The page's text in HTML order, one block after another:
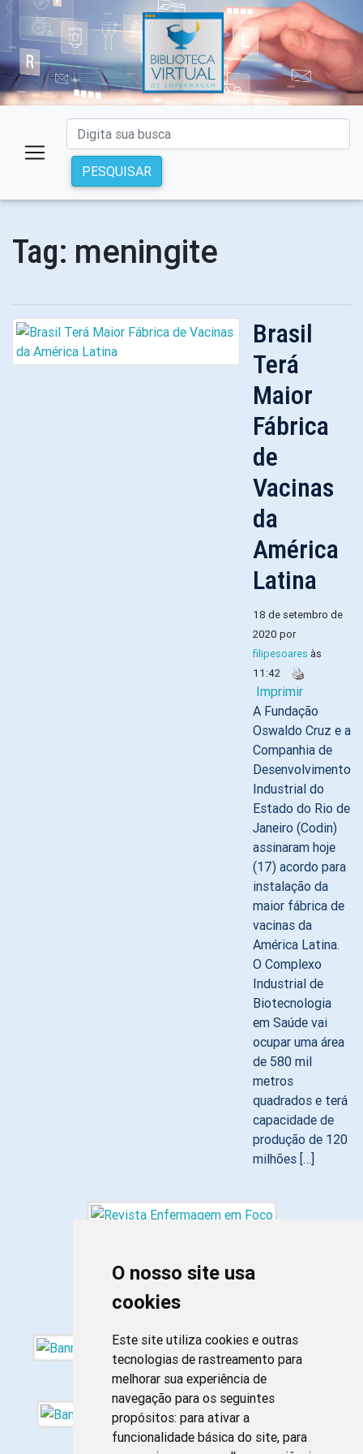
O nosso site usa
cookies
Este site utiliza cookies e outras
tecnologias de rastreamento para
melhorar sua experiência de
navegação para os seguintes
propósitos: para ativar a
funcionalidade básica do site, para
PESQUISAR
Tag: meningite
Brasil
Terá
Maior
Fábrica
de
Vacinas
da
América
Latina
18 de setembro de
2020 por
filipesoares às
11:42
Imprimir
A Fundação
Oswaldo Cruz e a
Companhia de
Desenvolvimento
Industrial do
Estado do Rio de
Janeiro (Codin)
assinaram hoje
(17) acordo para
instalação da
maior fábrica de
vacinas da
América Latina.
O Complexo
Industrial de
Biotecnologia
em Saúde vai
ocupar uma área
de 580 mil
metros
quadrados e terá
capacidade de
produção de 120
milhões […]